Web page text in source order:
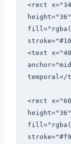
<rect
<text
temporal</
<rect